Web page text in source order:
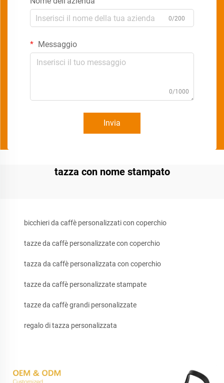
0/200
Messaggio
0/1000
Invia
tazza con nome stampato
bicchieri da caffè personalizzati con coperchio
tazze da caffè personalizzate con coperchio
tazza da caffè personalizzata con coperchio
tazze da caffè personalizzate stampate
tazze da caffè grandi personalizzate
regalo di tazza personalizzata